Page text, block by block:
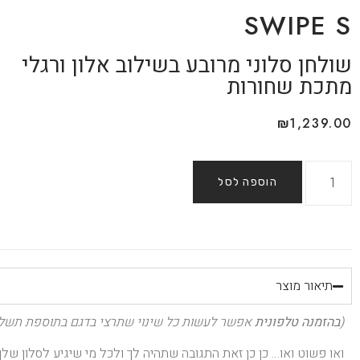
SWIPE S
שולחן סלוני מרובע בשילוב אלון ורגלי
מתכת שחורות
₪1,239.00
הוספה לסל
תיאור מוצר
(בהזמנה טלפוניתאפשר לעשות כל שינוי שתרצי בדגם בתוספת
ואו פשוט ואו… כן כן זאת התגובה שתהיה לך ולכל מי שיגיע לסלון